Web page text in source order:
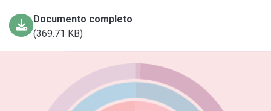
Documento completo
(369.71 KB)